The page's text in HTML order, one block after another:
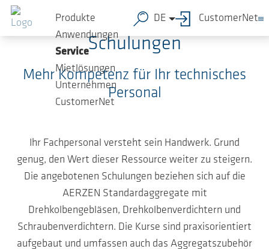
Zum Hauptinhalt springen
Produkte
Anwendungen
Service
Mietlösungen
Unternehmen
CustomerNet
DE CustomerNet
Schulungen
Mehr Kompetenz für Ihr technisches
Personal
Ihr Fachpersonal versteht sein Handwerk. Grund
genug, den Wert dieser Ressource weiter zu steigern.
Die angebotenen Schulungen beziehen sich auf die
AERZEN Standardaggregate mit
Drehkolbengebläsen, Drehkolbenverdichtern und
Schraubenverdichtern. Die Kurse sind praxisorientiert
aufgebaut und umfassen auch das Aggregatszubehör